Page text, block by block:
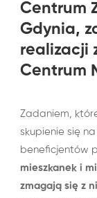
Centrum
Gdynia,
realizacji
Centrum
Zadaniem,
skupienie się
beneficjentów
mieszkanek i
zmagają się z